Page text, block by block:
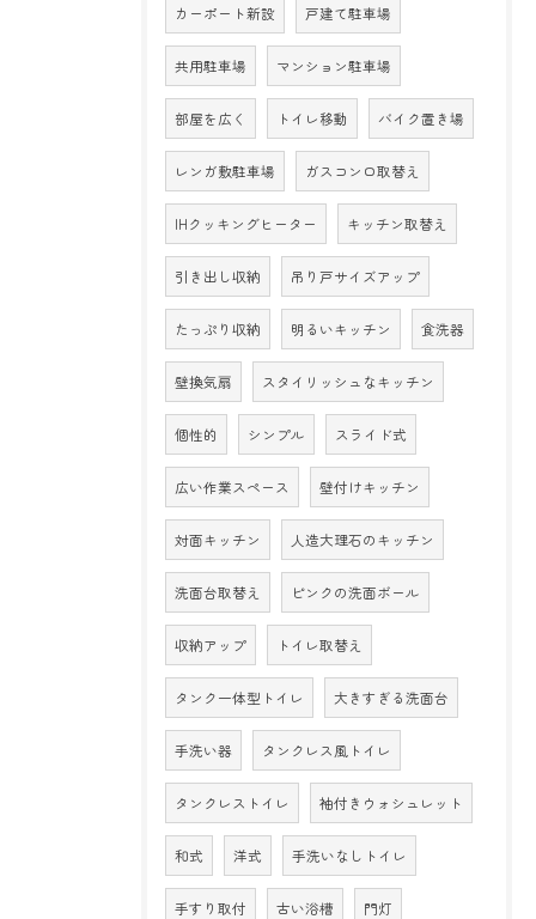
カーポート新設 戸建て駐車場
共用駐車場 マンション駐車場
部屋を広く トイレ移動 バイク置き場
レンガ敷駐車場 ガスコンロ取替え
IHクッキングヒーター キッチン取替え
引き出し収納 吊り戸サイズアップ
たっぷり収納 明るいキッチン 食洗器
壁換気扇 スタイリッシュなキッチン
個性的 シンプル スライド式
広い作業スペース 壁付けキッチン
対面キッチン 人造大理石のキッチン
洗面台取替え ピンクの洗面ボール
収納アップ トイレ取替え
タンク一体型トイレ 大きすぎる洗面台
手洗い器 タンクレス風トイレ
タンクレストイレ 袖付きウォシュレット
和式 洋式 手洗いなしトイレ
手すり取付 古い浴槽 門灯